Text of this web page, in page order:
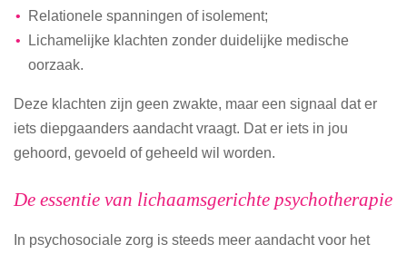
Relationele spanningen of isolement;
Lichamelijke klachten zonder duidelijke medische
oorzaak.
Deze klachten zijn geen zwakte, maar een signaal dat er
iets diepgaanders aandacht vraagt. Dat er iets in jou
gehoord, gevoeld of geheeld wil worden.
De essentie van lichaamsgerichte psychotherapie
In psychosociale zorg is steeds meer aandacht voor het